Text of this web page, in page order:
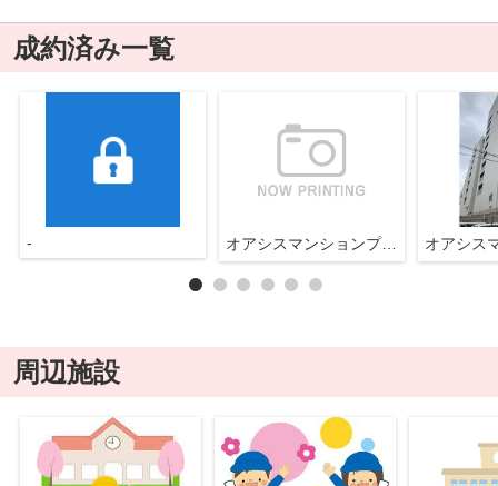
成約済み一覧
- オアシスマンションプレジデント光ヶ丘
周辺施設